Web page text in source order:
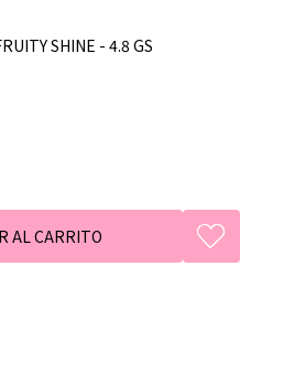
SHINE - 4.8 GS